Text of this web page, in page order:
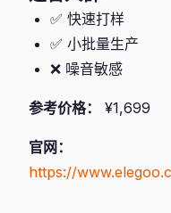
✅ 快速打样
✅ 小批量生产
❌ 噪音敏感
参考价格： ¥1,699
官网：
https://